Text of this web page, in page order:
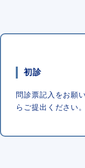
初診
問診票記入をお願
らご提出ください。